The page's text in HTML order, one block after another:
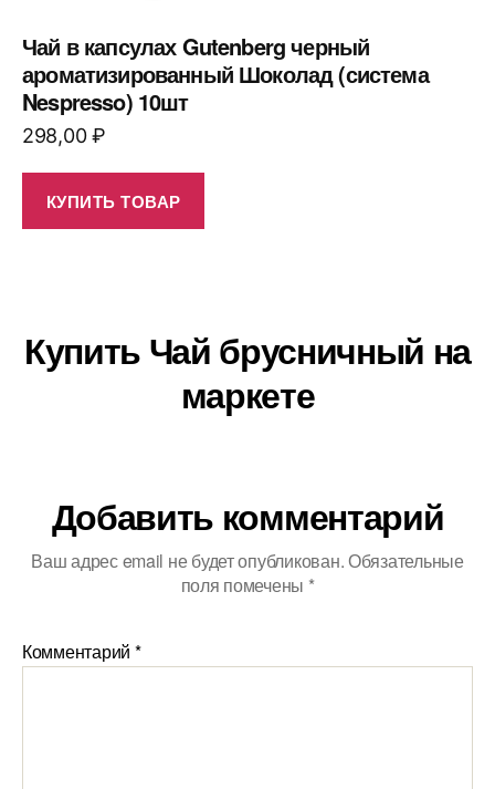
Чай в капсулах Gutenberg черный
ароматизированный Шоколад (система
Nespresso) 10шт
298,00₽
КУПИТЬ ТОВАР
Купить Чай брусничный на
маркете
Добавить комментарий
Ваш адрес email не будет опубликован.Обязательные
поля помечены *
Комментарий *